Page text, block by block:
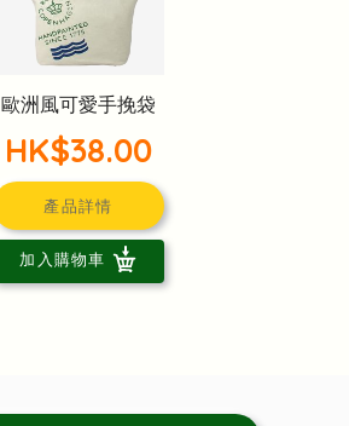
歐洲風可愛手挽袋
HK$38.00
產品詳情
加入購物車